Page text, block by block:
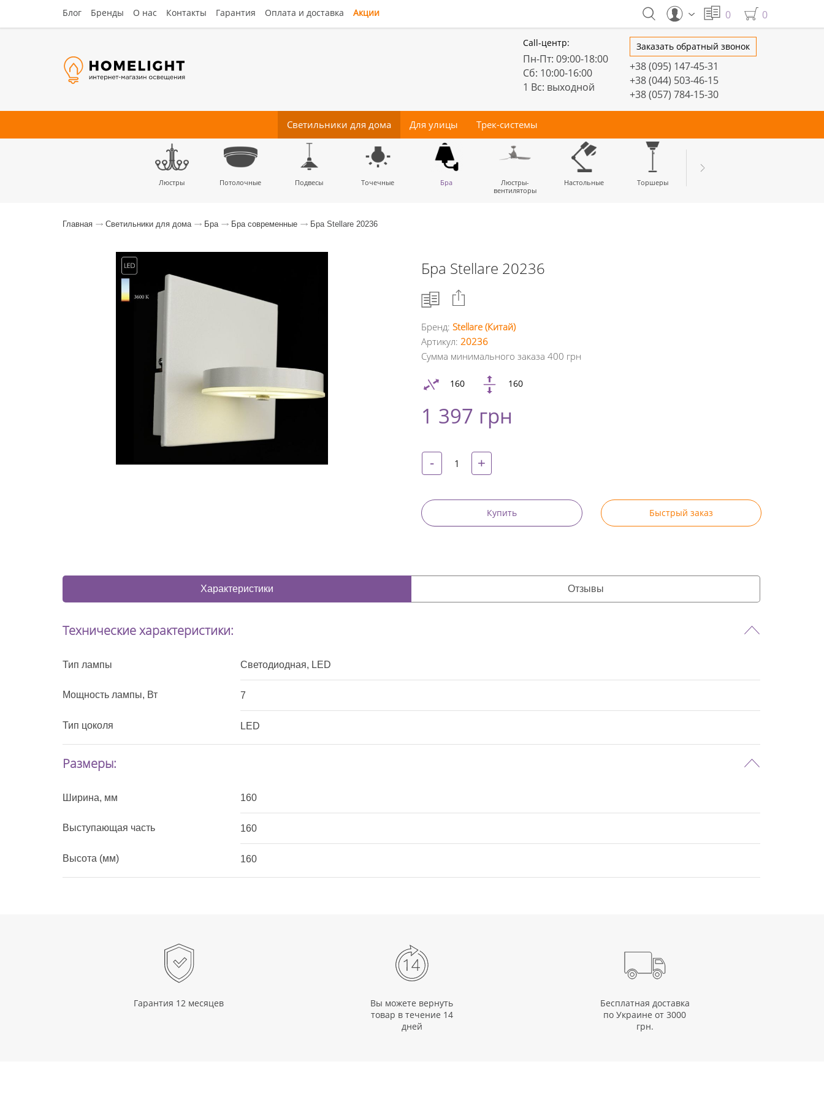
Блог Бренды О нас Контакты Гарантия Оплата и доставка Акции 0 0
Заказать обратный звонок
+38 (095) 147-45-31
+38 (044) 503-46-15
+38 (057) 784-15-30
Call-центр:
Пн-Пт: 09:00-18:00
Сб: 10:00-16:00
1 Вс: выходной
Светильники для дома
Люстры Потолочные Подвесы Точечные Бра
Люстры-
вентиляторы
Настольные Торшеры
Для улицы
Настенные Потолочные Тротуарные Прожектора Декоративные
Трек-системы
Магнитные
Комплектующие
для трек-систем
Главная Светильники для дома Бра Бра современные Бра Stellare 20236
Бра Stellare 20236
Facebook
+
Twitter
Бренд: Stellare (Китай)
Артикул: 20236
Сумма минимального заказа 400 грн
160 160
1 397 грн
- +
Купить Быстрый заказ
Характеристики Отзывы
Технические характеристики:
Тип лампы Светодиодная, LED
Мощность лампы, Вт 7
Тип цоколя LED
Размеры:
Ширина, мм 160
Выступающая часть 160
Высота (мм) 160
Гарантия 12 месяцев
Вы можете вернуть
товар в течение 14
дней
Бесплатная доставка
по Украине от 3000
грн.